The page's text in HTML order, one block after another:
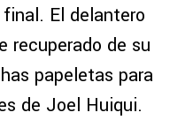
El delantero
recuperado de su
papeletas para
de Joel Huiqui.